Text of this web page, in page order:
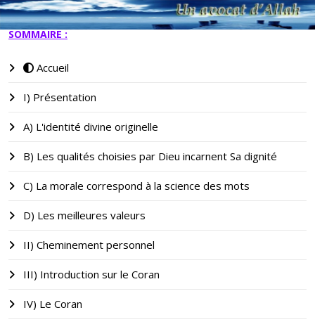
SOMMAIRE :
Accueil
I) Présentation
A) L'identité divine originelle
B) Les qualités choisies par Dieu incarnent Sa dignité
C) La morale correspond à la science des mots
D) Les meilleures valeurs
II) Cheminement personnel
III) Introduction sur le Coran
IV) Le Coran